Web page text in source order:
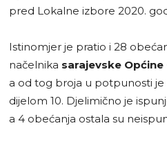
pred Lokalne izbore 2020.
Istinomjer je pratio i 28
načelnika sarajevske Općine
a od tog broja u potpunosti je
dijelom 10. Djelimično je
a 4 obećanja ostala su